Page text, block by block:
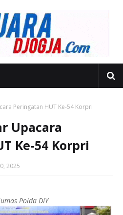
Peringatan HUT Ke-54 Korpri
Upacara
Ke-54 Korpri
2025
Polda DIY